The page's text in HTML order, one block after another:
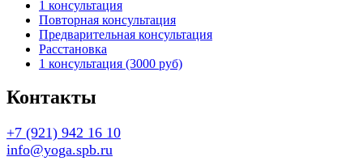
1 консультация
Повторная консультация
Предварительная консультация
Расстановка
1 консультация (3000 руб)
Контакты
+7 (921) 942 16 10
info@yoga.spb.ru